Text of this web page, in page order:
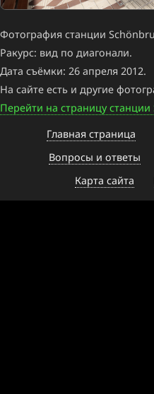
Фотография станции
Ракурс: вид по диагонали.
Дата съёмки: 26 апреля 2012.
На сайте есть и другие
Перейти на страницу
Главная страница
Вопросы и ответы
Карта сайта